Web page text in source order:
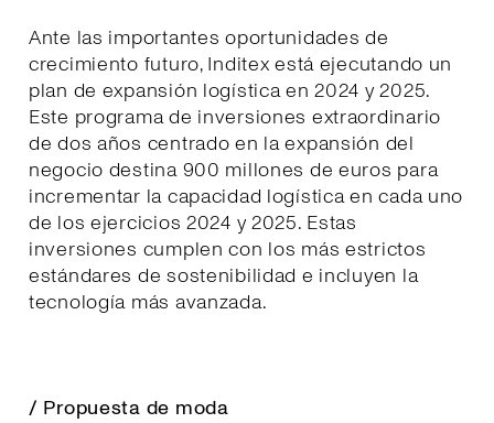
Ante las importantes oportunidades de
crecimiento futuro, Inditex está ejecutando un
plan de expansión logística en 2024 y 2025.
Este programa de inversiones extraordinario
de dos años centrado en la expansión del
negocio destina 900 millones de euros para
incrementar la capacidad logística en cada uno
de los ejercicios 2024 y 2025. Estas
inversiones cumplen con los más estrictos
estándares de sostenibilidad e incluyen la
tecnología más avanzada.
/ Propuesta de moda